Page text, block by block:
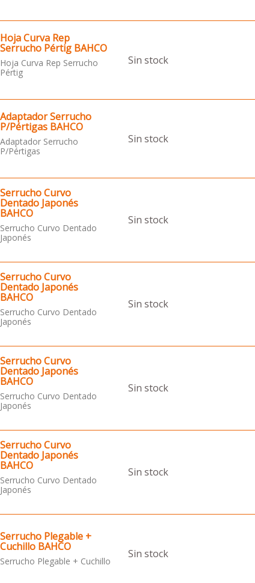
Hoja Curva Rep
Serrucho Pértig BAHCO
Hoja Curva Rep Serrucho
Pértig
Sin stock
Adaptador Serrucho
P/Pértigas BAHCO
Adaptador Serrucho
P/Pértigas
Sin stock
Serrucho Curvo
Dentado Japonés
BAHCO
Serrucho Curvo Dentado
Japonés
Sin stock
Serrucho Curvo
Dentado Japonés
BAHCO
Serrucho Curvo Dentado
Japonés
Sin stock
Serrucho Curvo
Dentado Japonés
BAHCO
Serrucho Curvo Dentado
Japonés
Sin stock
Serrucho Curvo
Dentado Japonés
BAHCO
Serrucho Curvo Dentado
Japonés
Sin stock
Serrucho Plegable +
Cuchillo BAHCO
Serrucho Plegable + Cuchillo
Sin stock